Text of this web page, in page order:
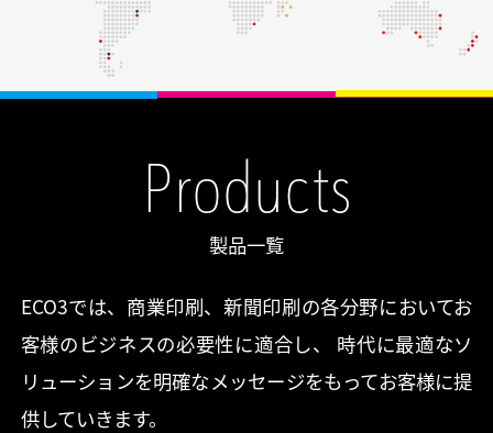
Products
製品一覧
ECO3では、商業印刷、新聞印刷の各分野においてお
客様のビジネスの必要性に適合し、 時代に最適なソ
リューションを明確なメッセージをもってお客様に提
供していきます。